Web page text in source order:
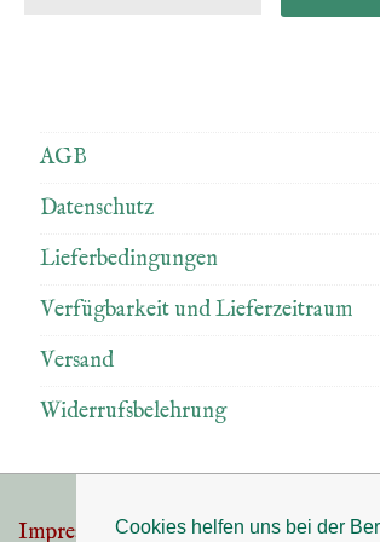
Cookies helfen uns bei der
AGB
Datenschutz
Lieferbedingungen
Verfügbarkeit und Lieferzeitraum
Versand
Widerrufsbelehrung
Impressum Datenschutz